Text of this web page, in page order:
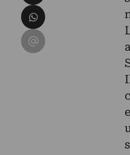
Condividi su
Condividi su Email